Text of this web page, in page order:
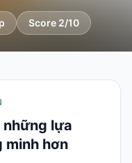
Score 2/10
lựa
minh hơn